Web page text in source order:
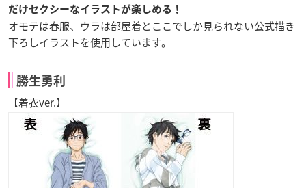
だけセクシーなイラストが楽しめる！
オモテは春服、ウラは部屋着とここでしか見られない公式描き
下ろしイラストを使用しています。
勝生勇利
【着衣ver.】